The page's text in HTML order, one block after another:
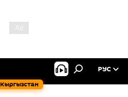
Кыргызстан
РУС